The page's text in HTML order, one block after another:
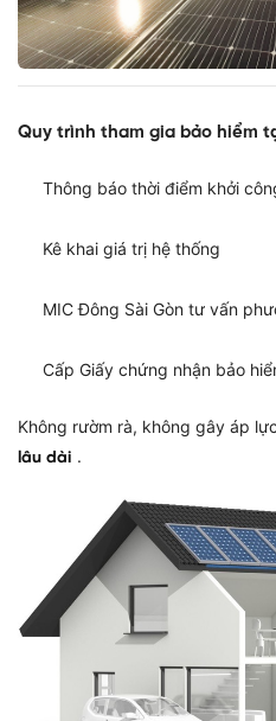
Quy trình tham gia bảo hiểm
Thông báo thời điểm khởi
Kê khai giá trị hệ thống
MIC Đông Sài Gòn tư vấn
Cấp Giấy chứng nhận bảo
Không rườm rà, không gây áp
lâu dài .